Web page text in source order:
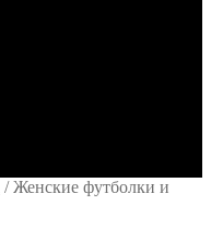
/Женские футболки и